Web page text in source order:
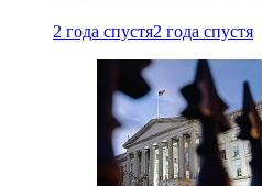
2 года спустя2 года спустя